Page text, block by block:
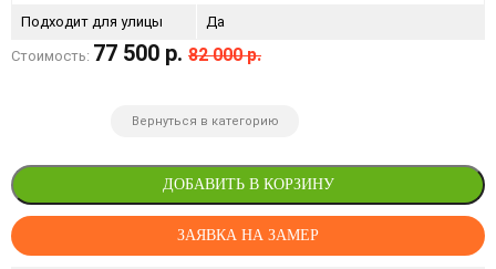
Подходит для улицы Да
Стоимость: 77 500 р. 82 000 р.
Вернуться в категорию
ДОБАВИТЬ В КОРЗИНУ
ЗАЯВКА НА ЗАМЕР